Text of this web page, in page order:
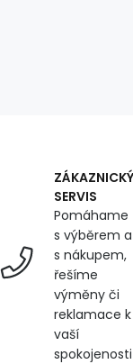
ZÁKAZNICKÝ
SERVIS
Pomáhame
s výběrem a
s nákupem,
řešíme
výměny či
reklamace k
vaší
spokojenosti